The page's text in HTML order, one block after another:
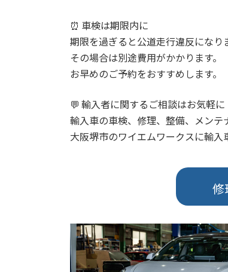
⏰ 車検は期限内に
期限を過ぎると公道走行違反になり
その場合は別途費用がかかります。
お早めのご予約をおすすめします。
💬 輸入者に関するご相談はお気軽に
輸入車の車検、修理、整備、メンテ
大阪堺市のワイエムワークスに輸入
修